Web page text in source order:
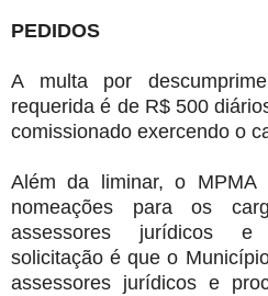
PEDIDOS
A multa por
requerida é de R$ 500
comissionado exercendo o
Além da liminar, o MPMA
nomeações para os
assessores jurídicos e
solicitação é que o
assessores jurídicos e